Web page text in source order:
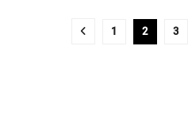
1 2 3